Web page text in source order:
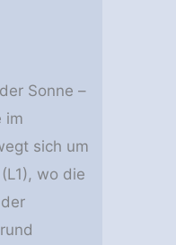
Sonne –
im
sich um
wo die